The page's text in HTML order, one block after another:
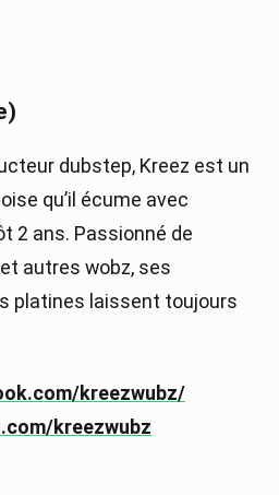
dubstep, Kreez est un
qu’il écume avec
2 ans. Passionné de
autres wobz, ses
platines laissent toujours
kreezwubz/
kreezwubz